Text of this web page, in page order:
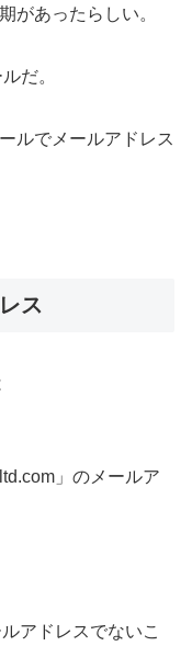
があったらしい。
だ。
ルでメールアドレス
ス
」のメールア
アドレスでないこ